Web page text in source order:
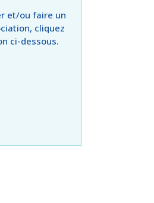
et/ou faire un
cliquez
ci-dessous.